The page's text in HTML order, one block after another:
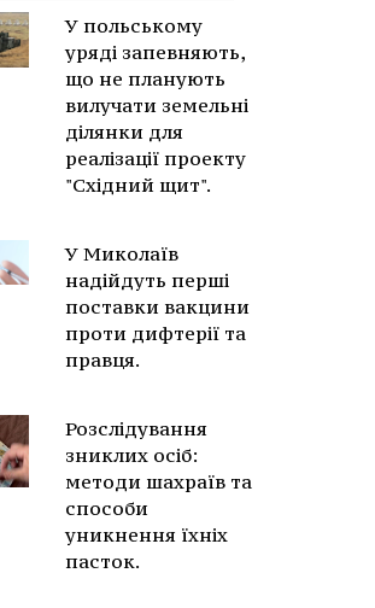
У польському
уряді запевняють,
що не планують
вилучати земельні
ділянки для
реалізації проекту
"Східний щит".
У Миколаїв
надійдуть перші
поставки вакцини
проти дифтерії та
правця.
Розслідування
зниклих осіб:
методи шахраїв та
способи
уникнення їхніх
пасток.